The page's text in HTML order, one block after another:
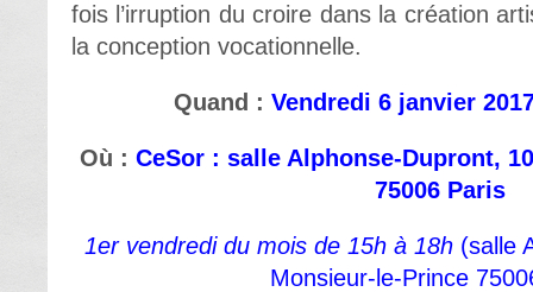
fois l’irruption du croire dans la création
la conception vocationnelle.
Quand :Vendredi 6 janvier
Où : CeSor : salle Alphonse-Dupront,
75006 Paris
1er vendredi du mois de 15h à 18h (salle
Monsieur-le-Prince